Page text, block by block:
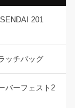
201
ッチバッグ
バーフェスト2